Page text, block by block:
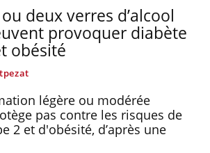
deux verres d’alcool
provoquer diabète
obésité
légère ou modérée
pas contre les risques de
2 et d'obésité, d’après une